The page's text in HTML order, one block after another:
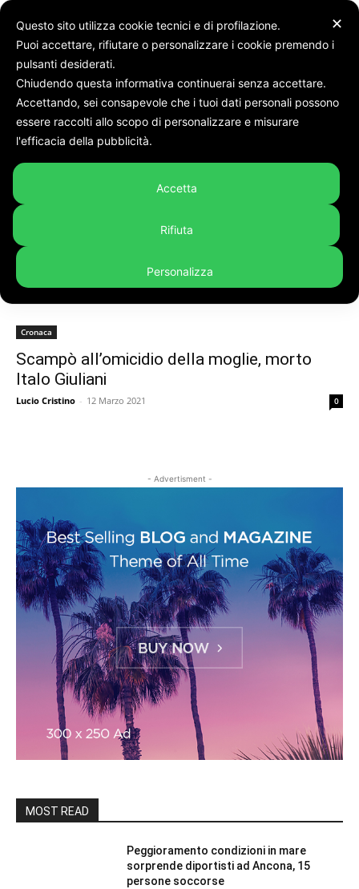
Tag:italo
Cronaca
Scampò all’omicidio della moglie, morto
Italo Giuliani
Lucio Cristino - 12 Marzo 2021 0
- Advertisment -
MOST READ
Peggioramento condizioni in mare
sorprende diportisti ad Ancona, 15
persone soccorse
✕
Questo sito utilizza cookie tecnici e di profilazione.
Puoi accettare, rifiutare o personalizzare i cookie premendo i
pulsanti desiderati.
Chiudendo questa informativa continuerai senza accettare.
Accettando, sei consapevole che i tuoi dati personali possono
essere raccolti allo scopo di personalizzare e misurare
l'efficacia della pubblicità.
Accetta
Rifiuta
Personalizza